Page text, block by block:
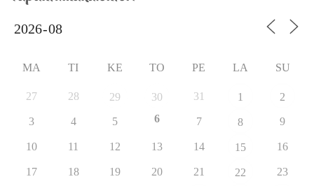
MA TI KE TO PE LA SU
27 28 29 30 31 1 2
3 4 5 6 7 8 9
10 11 12 13 14 15 16
17 18 19 20 21 22 23